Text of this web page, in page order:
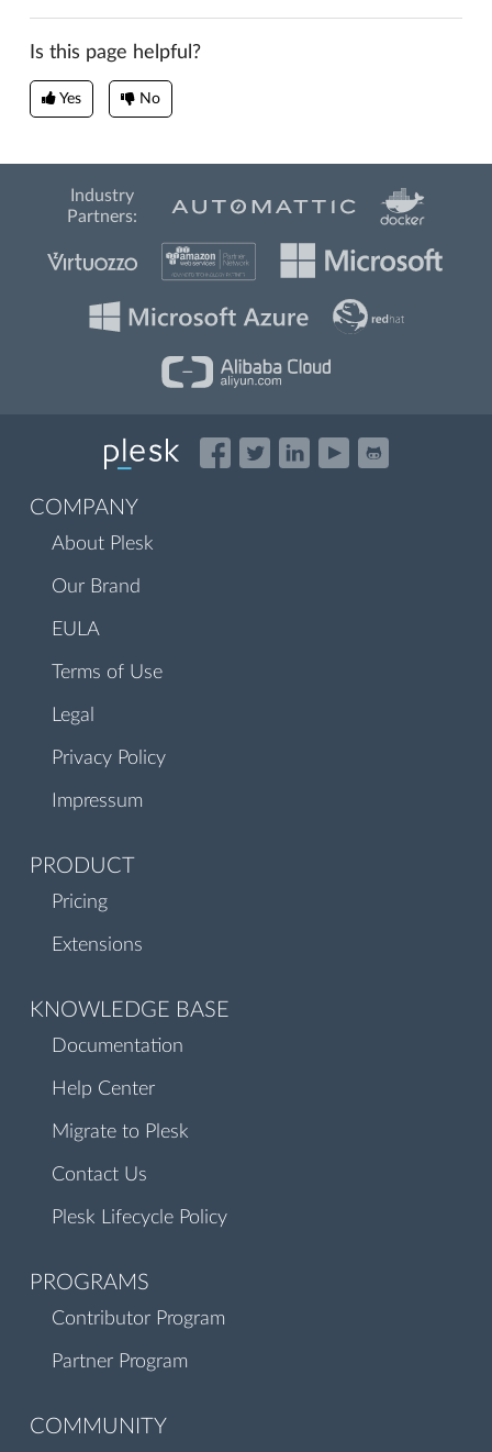
Is this page helpful?
Yes No
Industry
Partners:
COMPANY
About Plesk
Our Brand
EULA
Terms of Use
Legal
Privacy Policy
Impressum
PRODUCT
Pricing
Extensions
KNOWLEDGE BASE
Documentation
Help Center
Migrate to Plesk
Contact Us
Plesk Lifecycle Policy
PROGRAMS
Contributor Program
Partner Program
COMMUNITY